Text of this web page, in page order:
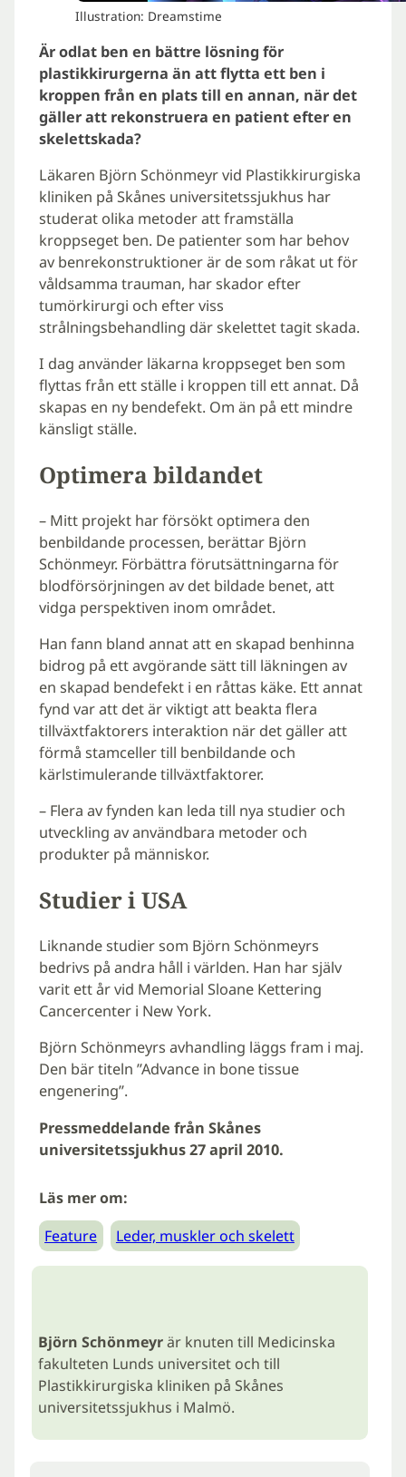
Illustration: Dreamstime
Är odlat ben en bättre lösning för
plastikkirurgerna än att flytta ett ben i
kroppen från en plats till en annan, när det
gäller att rekonstruera en patient efter en
skelettskada?
Läkaren Björn Schönmeyr vid Plastikkirurgiska
kliniken på Skånes universitetssjukhus har
studerat olika metoder att framställa
kroppseget ben. De patienter som har behov
av benrekonstruktioner är de som råkat ut för
våldsamma trauman, har skador efter
tumörkirurgi och efter viss
strålningsbehandling där skelettet tagit skada.
I dag använder läkarna kroppseget ben som
flyttas från ett ställe i kroppen till ett annat. Då
skapas en ny bendefekt. Om än på ett mindre
känsligt ställe.
Optimera bildandet
– Mitt projekt har försökt optimera den
benbildande processen, berättar Björn
Schönmeyr. Förbättra förutsättningarna för
blodförsörjningen av det bildade benet, att
vidga perspektiven inom området.
Han fann bland annat att en skapad benhinna
bidrog på ett avgörande sätt till läkningen av
en skapad bendefekt i en råttas käke. Ett annat
fynd var att det är viktigt att beakta flera
tillväxtfaktorers interaktion när det gäller att
förmå stamceller till benbildande och
kärlstimulerande tillväxtfaktorer.
– Flera av fynden kan leda till nya studier och
utveckling av användbara metoder och
produkter på människor.
Studier i USA
Liknande studier som Björn Schönmeyrs
bedrivs på andra håll i världen. Han har själv
varit ett år vid Memorial Sloane Kettering
Cancercenter i New York.
Björn Schönmeyrs avhandling läggs fram i maj.
Den bär titeln ”Advance in bone tissue
engenering”.
Pressmeddelande från Skånes
universitetssjukhus 27 april 2010.
Läs mer om:
Feature
Leder, muskler och skelett
Björn Schönmeyrär knuten till Medicinska
fakulteten Lunds universitet och till
Plastikkirurgiska kliniken på Skånes
universitetssjukhus i Malmö.